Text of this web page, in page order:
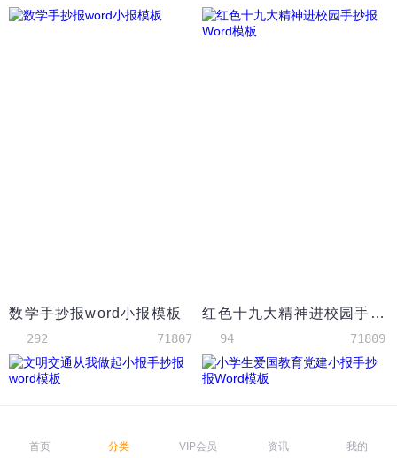
数学手抄报word小报模板
292 71807
红色十九大精神进校园手抄报Word模板
94 71809
首页 分类 VIP会员 资讯 我的